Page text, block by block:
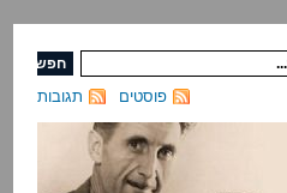
תגובות פוסטים